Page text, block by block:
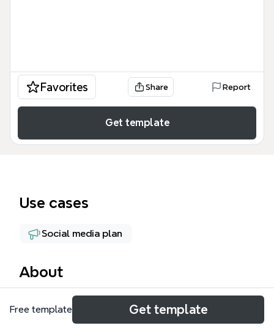
Favorites Share Report
Get template
Use cases
Social media plan
About
El ERS de FPN 2016 es un mapa mental de 97 nodos
diseñado para coordinar la estrategia de
Free template Get template